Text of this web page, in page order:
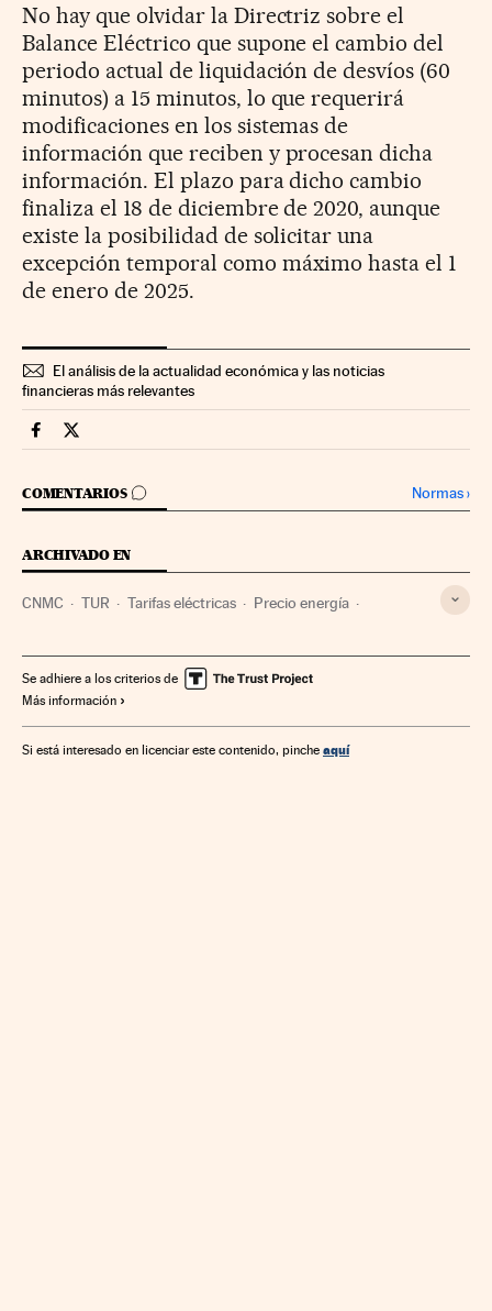
No hay que olvidar la Directriz sobre el
Balance Eléctrico que supone el cambio del
periodo actual de liquidación de desvíos (60
minutos) a 15 minutos, lo que requerirá
modificaciones en los sistemas de
información que reciben y procesan dicha
información. El plazo para dicho cambio
finaliza el 18 de diciembre de 2020, aunque
existe la posibilidad de solicitar una
excepción temporal como máximo hasta el 1
de enero de 2025.
El análisis de la actualidad económica y las noticias
financieras más relevantes
Companias Cinco Días en Facebook
Companias Cinco Días en Twitter
COMENTARIOS
IR A LOS COMENTARIOS Normas›
ARCHIVADO EN
CNMC TUR Tarifas eléctricas Precio energía
Se adhiere a los criterios de
Más información
Si está interesado en licenciar este contenido, pinche aquí